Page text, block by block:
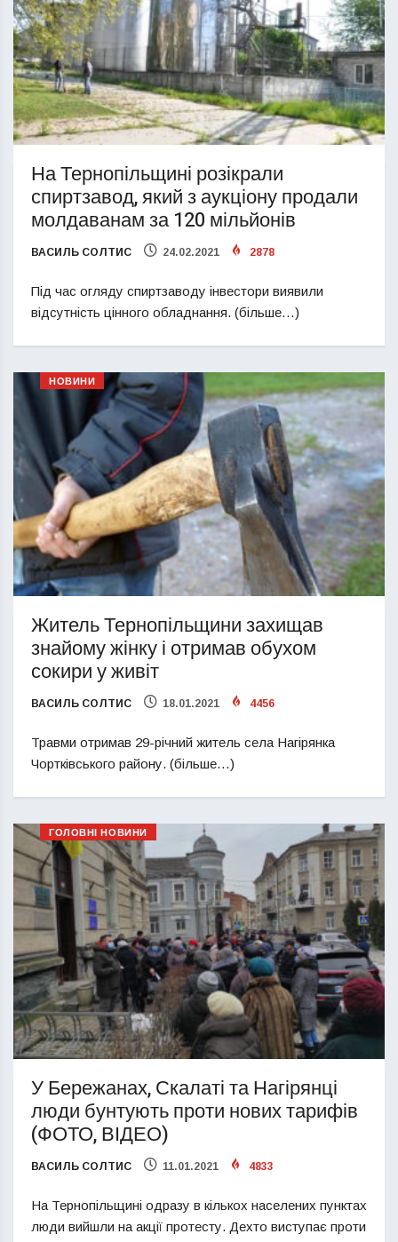
На Тернопільщині розікрали
спиртзавод, який з аукціону продали
молдаванам за 120 мільйонів
ВАСИЛЬ СОЛТИС 24.02.2021 2878
Під час огляду спиртзаводу інвестори виявили
відсутність цінного обладнання. (більше…)
НОВИНИ
Житель Тернопільщини захищав
знайому жінку і отримав обухом
сокири у живіт
ВАСИЛЬ СОЛТИС 18.01.2021 4456
Травми отримав 29-річний житель села Нагірянка
Чортківського району. (більше…)
ГОЛОВНІ НОВИНИ
У Бережанах, Скалаті та Нагірянці
люди бунтують проти нових тарифів
(ФОТО, ВІДЕО)
ВАСИЛЬ СОЛТИС 11.01.2021 4833
На Тернопільщині одразу в кількох населених пунктах
люди вийшли на акції протесту. Дехто виступає проти